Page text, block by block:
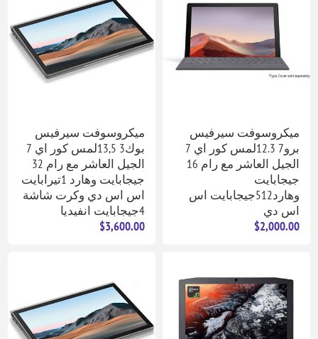
ميكروسوفت سيرفيس
برو7 12.3لمس كور اي 7
الجيل العاشر مع رام 16
جيجابايت
وهارد512جيجابايت اس
اس دي
$2,000.00
ميكروسوفت سيرفيس
بوك3 13,5لمس كور اي 7
الجيل العاشر مع رام 32
جيجابايت وهارد 1تيرابايت
اس اس دي وكرت شاشة
4جيجابايت انفيديا
$3,600.00